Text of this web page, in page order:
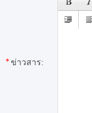
ข่าวสาร: